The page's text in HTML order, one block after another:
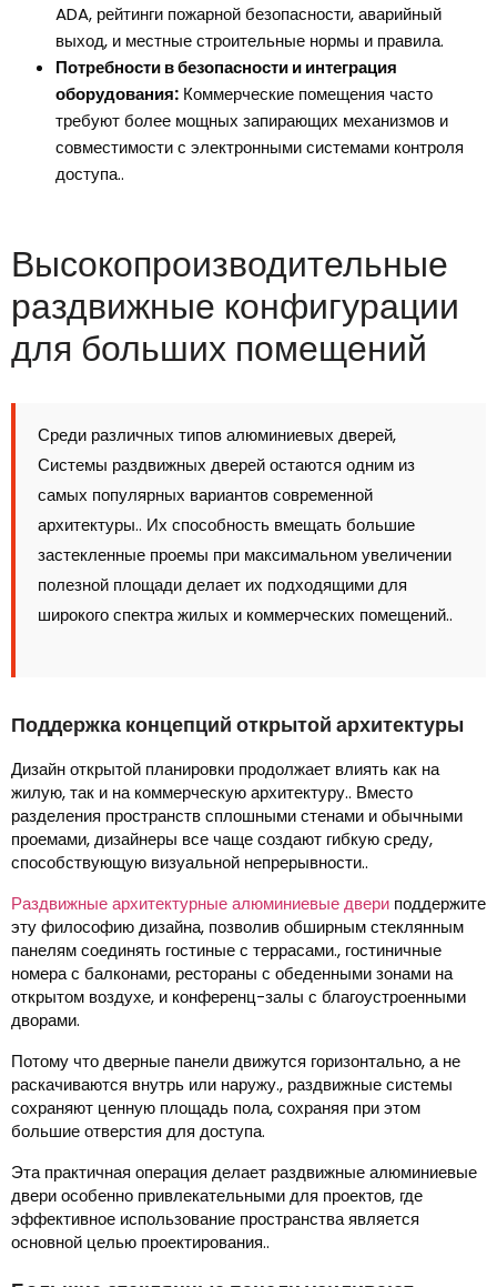
ADA, рейтинги пожарной безопасности, аварийный
выход, и местные строительные нормы и правила.
Потребности в безопасности и интеграция
оборудования: Коммерческие помещения часто
требуют более мощных запирающих механизмов и
совместимости с электронными системами контроля
доступа..
Высокопроизводительные
раздвижные конфигурации
для больших помещений
Среди различных типов алюминиевых дверей,
Системы раздвижных дверей остаются одним из
самых популярных вариантов современной
архитектуры.. Их способность вмещать большие
застекленные проемы при максимальном увеличении
полезной площади делает их подходящими для
широкого спектра жилых и коммерческих помещений..
Поддержка концепций открытой архитектуры
Дизайн открытой планировки продолжает влиять как на
жилую, так и на коммерческую архитектуру.. Вместо
разделения пространств сплошными стенами и обычными
проемами, дизайнеры все чаще создают гибкую среду,
способствующую визуальной непрерывности..
Раздвижные архитектурные алюминиевые двери поддержите
эту философию дизайна, позволив обширным стеклянным
панелям соединять гостиные с террасами., гостиничные
номера с балконами, рестораны с обеденными зонами на
открытом воздухе, и конференц-залы с благоустроенными
дворами.
Потому что дверные панели движутся горизонтально, а не
раскачиваются внутрь или наружу., раздвижные системы
сохраняют ценную площадь пола, сохраняя при этом
большие отверстия для доступа.
Эта практичная операция делает раздвижные алюминиевые
двери особенно привлекательными для проектов, где
эффективное использование пространства является
основной целью проектирования..